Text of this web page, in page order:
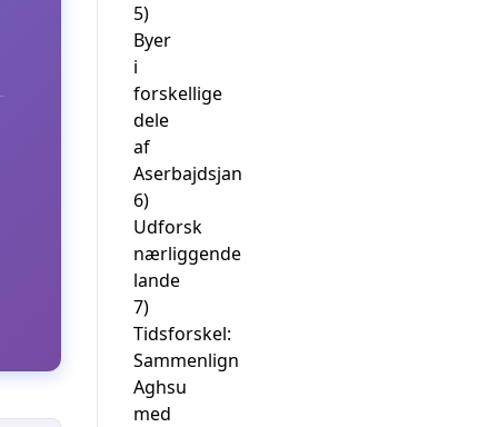
5)
Byer
i
forskellige
dele
af
Aserbajdsjan
6)
Udforsk
nærliggende
lande
7)
Tidsforskel:
Sammenlign
Aghsu
med